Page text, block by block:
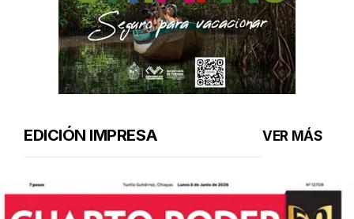
EDICIÓN IMPRESA VER MÁS